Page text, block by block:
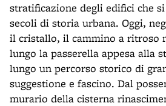
stratificazione degli edifici che
secoli di storia urbana. Oggi,
il cristallo, il cammino a ritroso
lungo la passerella appesa alla
lungo un percorso storico di
suggestione e fascino. Dal
murario della cisterna